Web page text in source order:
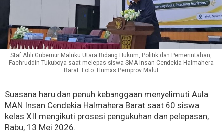
Staf Ahli Gubernur Maluku Utara Bidang Hukum, Politik dan Pemerintahan,
Fachruddin Tukuboya saat melepas siswa SMA Insan Cendekia Halmahera
Barat. Foto: Humas Pemprov Malut
Suasana haru dan penuh kebanggaan menyelimuti Aula
MAN Insan Cendekia Halmahera Barat saat 60 siswa
kelas XII mengikuti prosesi pengukuhan dan pelepasan,
Rabu, 13 Mei 2026.